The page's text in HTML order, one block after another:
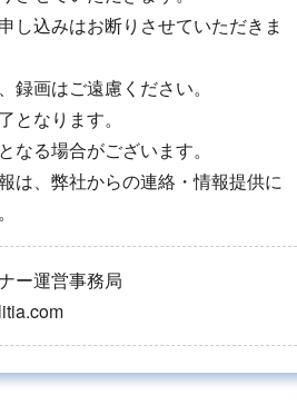
し込みはお断りさせていただきま
録画はご遠慮ください。
となります。
なる場合がございます。
は、弊社からの連絡・情報提供に
ー運営事務局